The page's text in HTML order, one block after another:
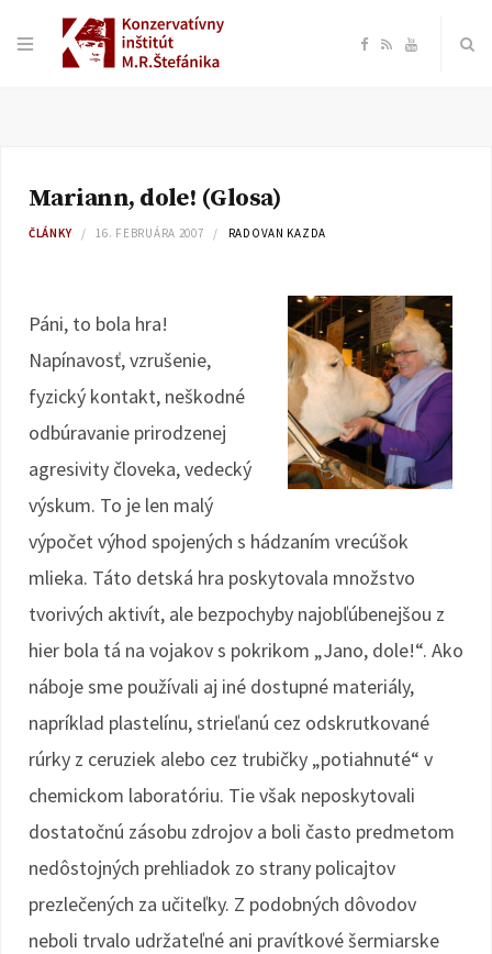
F
o
o
k
R Y
b
e
Mariann, dole! (Glosa)
ČLÁNKY 16. FEBRUÁRA 2007 RADOVAN KAZDA
Páni, to bola hra!
Napínavosť, vzrušenie,
fyzický kontakt, neškodné
odbúravanie prirodzenej
agresivity človeka, vedecký
výskum. To je len malý
výpočet výhod spojených s hádzaním vrecúšok
mlieka. Táto detská hra poskytovala množstvo
tvorivých aktivít, ale bezpochyby najobľúbenejšou z
hier bola tá na vojakov s pokrikom „Jano, dole!“. Ako
náboje sme používali aj iné dostupné materiály,
napríklad plastelínu, strieľanú cez odskrutkované
rúrky z ceruziek alebo cez trubičky „potiahnuté“ v
chemickom laboratóriu. Tie však neposkytovali
dostatočnú zásobu zdrojov a boli často predmetom
nedôstojných prehliadok zo strany policajtov
prezlečených za učiteľky. Z podobných dôvodov
neboli trvalo udržateľné ani pravítkové šermiarske